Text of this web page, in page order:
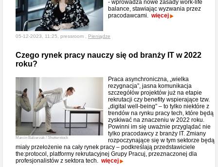
- wprowadza nowe zasady work-life
balance, stawiając wyzwania przez
pracodawcami. więcej
05-12-2023, 11:25, pressroom , Pieniądze
Czego rynek pracy nauczy się od branży IT w 2022
roku?
Marcin Balcerzak / Shutterstock
Praca asynchroniczna, „wielka
rezygnacja”, jasna komunikacja
szczegółów projektów już na etapie
rekrutacji czy benefity wspierające tzw.
„digital well-being” – to tylko niektóre z
trendów na rynku pracy tech, które będą
zyskiwać na znaczeniu w 2022 roku.
Powinni im się uważnie przyglądać nie
tylko pracodawcy z branży IT. Zmiany
rozpoczynające się w tym sektorze będą
miały przełożenie na cały rynek pracy – podkreślają przedstawiciele
the:protocol, platformy rekrutacyjnej Grupy Pracuj, przeznaczonej dla
profesjonalistów z sektora tech. więcej